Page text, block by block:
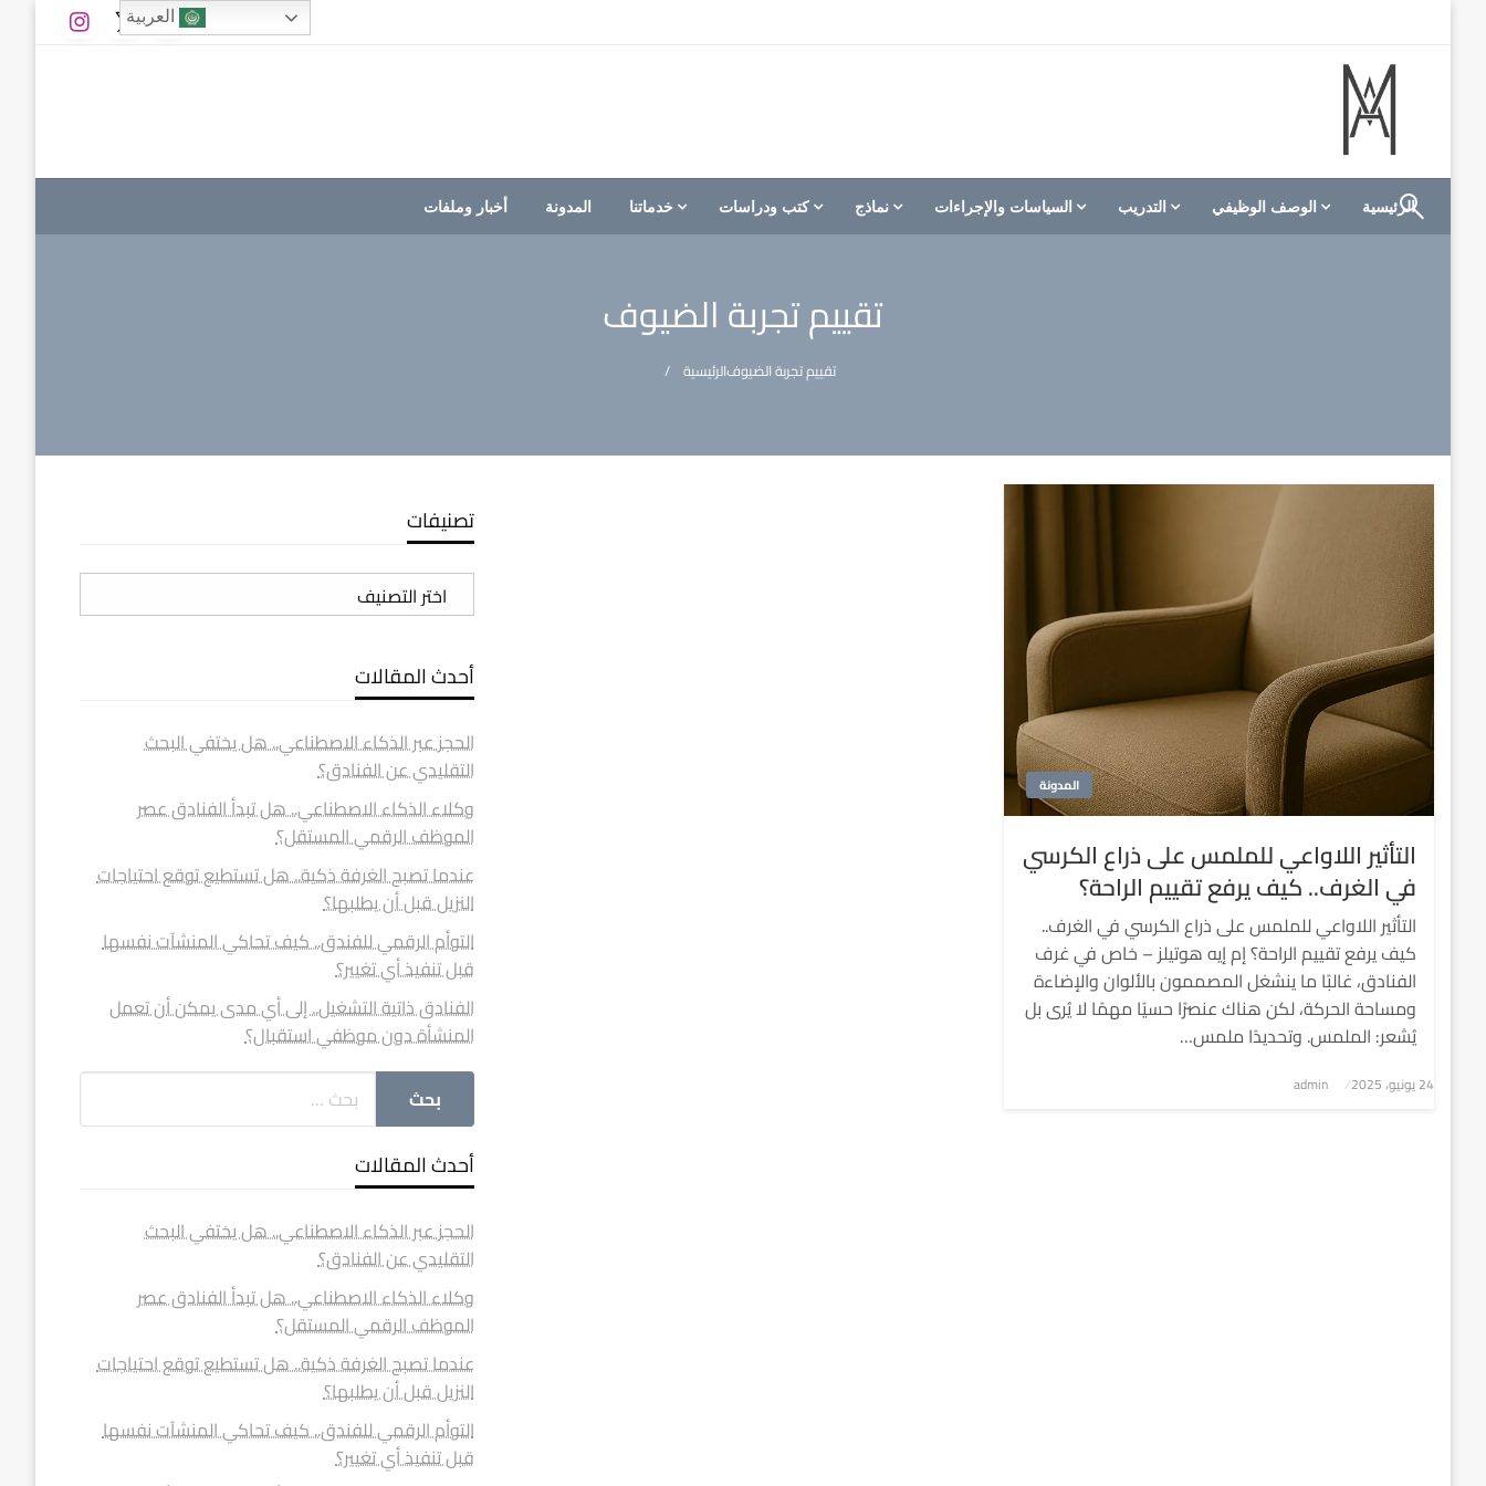
M A hotels | إم ايه هوتيلز
الموقع الأول للعاملين في الفنادق في العالم العربي
الرئيسية الوصف الوظيفي التدريب السياسات والإجراءات نماذج كتب ودراسات خدماتنا المدونة أخبار وملفات
تقييم تجربة الضيوف
الرئيسيةتقييم تجربة الضيوف
المدونة
التأثير اللاواعي للملمس على ذراع الكرسي
في الغرف.. كيف يرفع تقييم الراحة؟
التأثير اللاواعي للملمس على ذراع الكرسي في الغرف..
كيف يرفع تقييم الراحة؟ إم إيه هوتيلز – خاص في غرف
الفنادق، غالبًا ما ينشغل المصممون بالألوان والإضاءة
ومساحة الحركة، لكن هناك عنصرًا حسيًا مهمًا لا يُرى بل
يُشعر: الملمس. وتحديدًا ملمس…
نُشر
24 يونيو، 2025 admin
تصنيفات
تصنيفات
أحدث المقالات
الحجز عبر الذكاء الاصطناعي.. هل يختفي البحث
التقليدي عن الفنادق؟
وكلاء الذكاء الاصطناعي.. هل تبدأ الفنادق عصر
الموظف الرقمي المستقل؟
عندما تصبح الغرفة ذكية.. هل تستطيع توقع احتياجات
النزيل قبل أن يطلبها؟
التوأم الرقمي للفندق.. كيف تحاكي المنشآت نفسها
قبل تنفيذ أي تغيير؟
الفنادق ذاتية التشغيل.. إلى أي مدى يمكن أن تعمل
المنشأة دون موظفي استقبال؟
أحدث المقالات
الحجز عبر الذكاء الاصطناعي.. هل يختفي البحث
التقليدي عن الفنادق؟
وكلاء الذكاء الاصطناعي.. هل تبدأ الفنادق عصر
الموظف الرقمي المستقل؟
عندما تصبح الغرفة ذكية.. هل تستطيع توقع احتياجات
النزيل قبل أن يطلبها؟
التوأم الرقمي للفندق.. كيف تحاكي المنشآت نفسها
قبل تنفيذ أي تغيير؟
العربية